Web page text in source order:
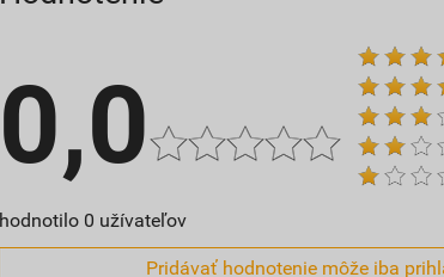
0,0
hodnotilo 0 užívateľov
Pridávať hodnotenie môže iba